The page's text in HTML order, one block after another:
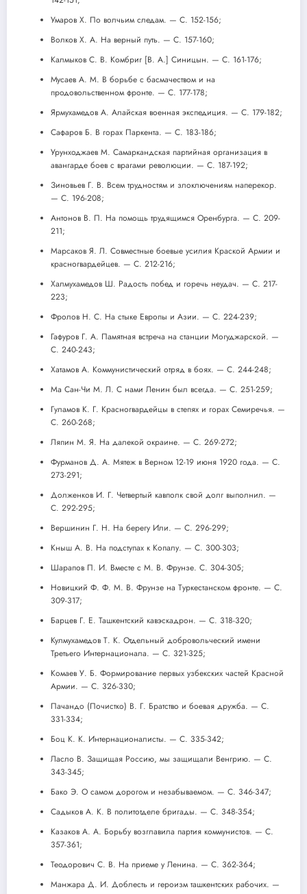
Умаров X. По волчьим следам. — С. 152-156;
Волков X. А. На верный путь. — С. 157-160;
Калмыков С. В. Комбриг [В. А.] Синицын. — С. 161-176;
Мусаев А. М. В борьбе с басмачеством и на
продовольственном фронте. — С. 177-178;
Ярмухамедов А. Алайская военная экспедиция. — С. 179-182;
Сафаров Б. В горах Паркента. — С. 183-186;
Урунходжаев М. Самаркандская партийная организация в
авангарде боев с врагами революции. — С. 187-192;
Зиновьев Г. В. Всем трудностям и злоключениям наперекор.
— С. 196-208;
Антонов В. П. На помощь трудящимся Оренбурга. — С. 209-
211;
Марсаков Я. Л. Совместные боевые усилия Краской Армии и
красногвардейцев. — С. 212-216;
Халмухамедов Ш. Радость побед и горечь неудач. — С. 217-
223;
Фролов Н. С. На стыке Европы и Азии. — С. 224-239;
Гафуров Г. А. Памятная встреча на станции Могуджарской. —
С. 240-243;
Хатамов А. Коммунистический отряд в боях. — С. 244-248;
Ма Сан-Чи М. Л. С нами Ленин был всегда. — С. 251-259;
Гуламов К. Г. Красногвардейцы в степях и горах Семиречья. —
С. 260-268;
Ляпин М. Я. На далекой окраине. — С. 269-272;
Фурманов Д. А. Мятеж в Верном 12-19 июня 1920 года. — С.
273-291;
Долженков И. Г. Четвертый кавполк свой долг выполнил. —
С. 292-295;
Вершинин Г. Н. На берегу Или. — С. 296-299;
Кныш А. В. На подступах к Копалу. — С. 300-303;
Шарапов П. И. Вместе с М. В. Фрунзе. С. 304-305;
Новицкий Ф. Ф. М. В. Фрунзе на Туркестанском фронте. — С.
309-317;
Барцев Г. Е. Ташкентский кавэскадрон. — С. 318-320;
Кулмухамедов Т. К. Отдельный добровольческий имени
Третьего Интернационала. — С. 321-325;
Комаев У. Б. Формирование первых узбекских частей Красной
Армии. — С. 326-330;
Пачандо (Почистко) В. Г. Братство и боевая дружба. — С.
331-334;
Боц К. К. Интернационалисты. — С. 335-342;
Ласло В. Защищая Россию, мы защищали Венгрию. — С.
343-345;
Бако Э. О самом дорогом и незабываемом. — С. 346-347;
Садыков А. К. В политотделе бригады. — С. 348-354;
Казаков А. А. Борьбу возглавила партия коммунистов. — С.
357-361;
Теодорович С. В. На приеме у Ленина. — С. 362-364;
Манжара Д. И. Доблесть и героизм ташкентских рабочих. —